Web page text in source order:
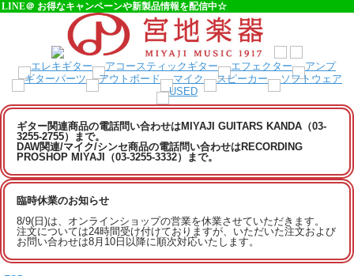
LINE＠ お得なキャンペーンや新製品情報を配信中☆
ギター関連商品の電話問い合わせはMIYAJI GUITARS KANDA（03-
3255-2755）まで。
DAW関連/マイク/シンセ商品の電話問い合わせはRECORDING
PROSHOP MIYAJI（03-3255-3332）まで。
臨時休業のお知らせ
8/9(日)は、オンラインショップの営業を休業させていただきます。
注文については24時間受け付けておりますが、いただいた注文および
お問い合わせは8月10日以降に順次対応いたします。